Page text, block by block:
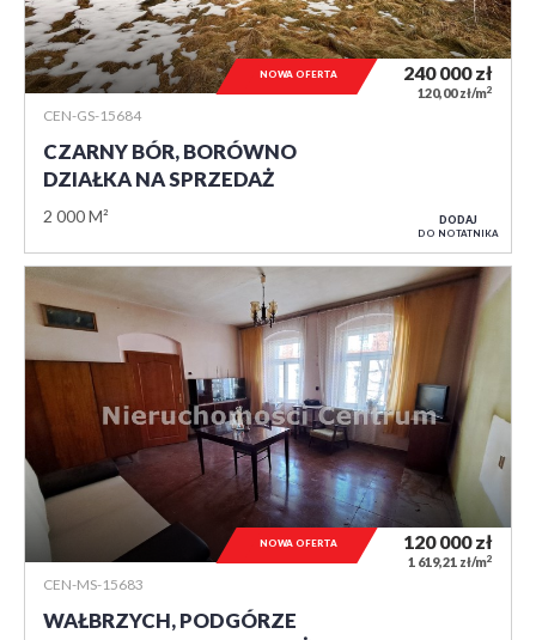
CEN-GS-15684
CZARNY BÓR, BORÓWNO
DZIAŁKA NA SPRZEDAŻ
2 000 M²
240 000zł
120,00 zł/m2
NOWA OFERTA
DODAJ
DO NOTATNIKA
CEN-MS-15683
WAŁBRZYCH, PODGÓRZE
120 000zł
1 619,21 zł/m2
NOWA OFERTA